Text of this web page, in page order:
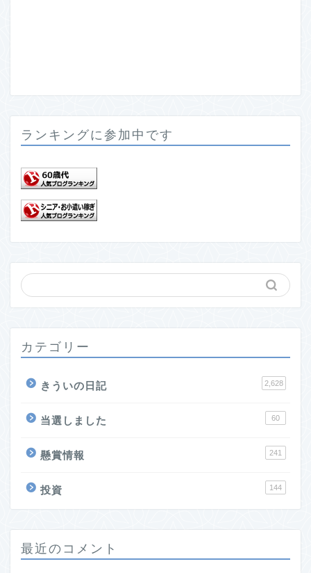
ランキングに参加中です
カテゴリー
きういの日記 2,628
当選しました 60
懸賞情報 241
投資 144
最近のコメント